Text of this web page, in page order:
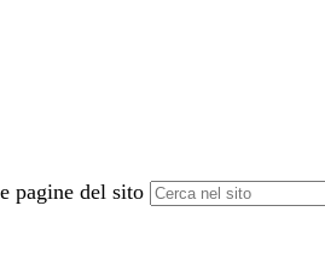
pagine del sito